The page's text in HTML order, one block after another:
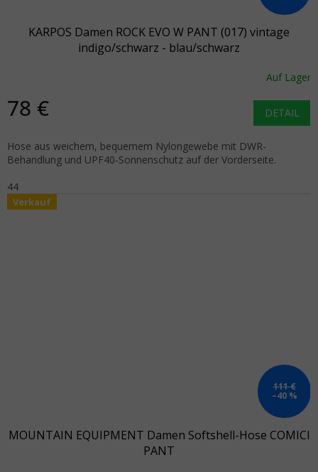
KARPOS Damen ROCK EVO W PANT (017) vintage
indigo/schwarz - blau/schwarz
Auf Lager
78 € DETAIL
Hose aus weichem, bequemem Nylongewebe mit DWR-
Behandlung und UPF40-Sonnenschutz auf der Vorderseite.
44
Verkauf
111 €
–40 %
MOUNTAIN EQUIPMENT Damen Softshell-Hose COMICI
PANT